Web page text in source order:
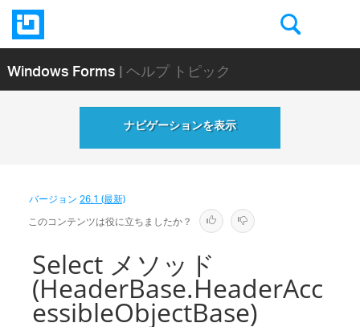
Windows Forms| ヘルプ トピック
ナビゲーションを表示
バージョン26.1 (最新)
このコンテンツは役に立ちましたか？
Select メソッド
(HeaderBase.HeaderAcc
essibleObjectBase)